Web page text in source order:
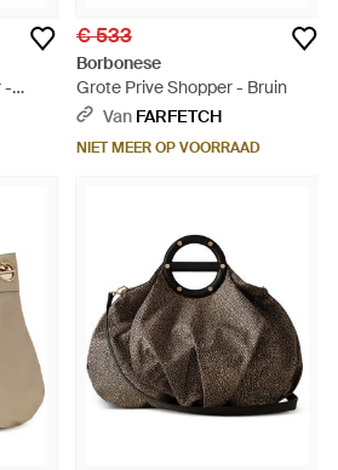
-
€ 533
Borbonese
Grote Prive Shopper - Bruin
Van FARFETCH
NIET MEER OP VOORRAAD